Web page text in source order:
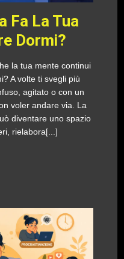
Fa La Tua
Dormi?
la tua mente continui
A volte ti svegli più
agitato o con un
voler andare via. La
diventare uno spazio
rielabora[...]